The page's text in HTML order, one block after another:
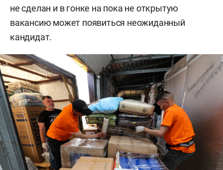
не сделан и в гонке на пока не открытую
вакансию может появиться неожиданный
кандидат.